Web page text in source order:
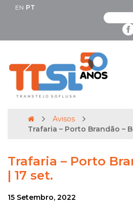
EN PT
Avisos
Trafaria – Porto Brandão –
Trafaria – Porto
| 17 set.
15 Setembro, 2022